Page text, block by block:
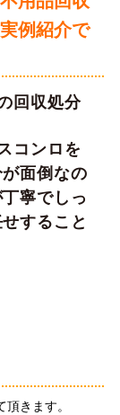
例紹介で
回収処分
コンロを
面倒なの
寧でしっ
すること
きます。